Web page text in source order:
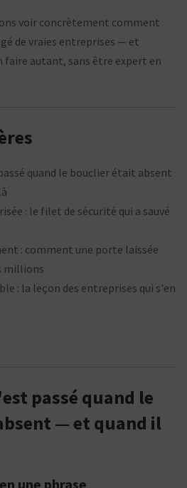
voir concrètement comment
de vraies entreprises — et
faire autant, sans être expert en
quand le bouclier était absent
: le filet de sécurité qui a sauvé
: comment une porte laissée
millions
: la leçon des entreprises qui s'en
passé quand le
— et quand il
une phrase